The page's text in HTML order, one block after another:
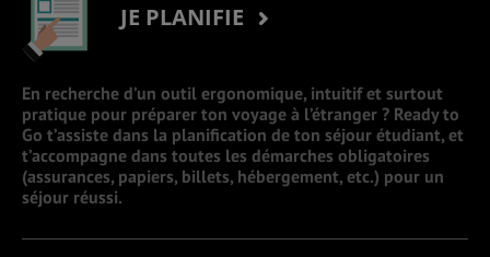
JE PLANIFIE
En recherche d’un outil ergonomique, intuitif et surtout
pratique pour préparer ton voyage à l’étranger ? Ready to
Go t’assiste dans la planification de ton séjour étudiant, et
t’accompagne dans toutes les démarches obligatoires
(assurances, papiers, billets, hébergement, etc.) pour un
séjour réussi.